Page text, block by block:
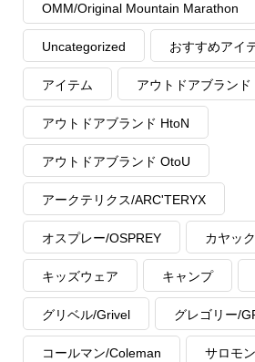
OMM/Original Mountain Marathon
Uncategorized おすすめアイ
アイテム アウトドアブランド
アウトドアブランド HtoN
アウトドアブランド OtoU
アークテリクス/ARC'TERYX
オスプレー/OSPREY カヤック
キッズウェア キャンプ
グリベル/Grivel グレゴリー/
コールマン/Coleman サロモ